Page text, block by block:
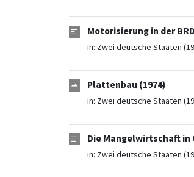
Motorisierung in der
in: Zwei deutsche Staaten
Plattenbau (1974)
in: Zwei deutsche Staaten
Die Mangelwirtschaft in
in: Zwei deutsche Staaten